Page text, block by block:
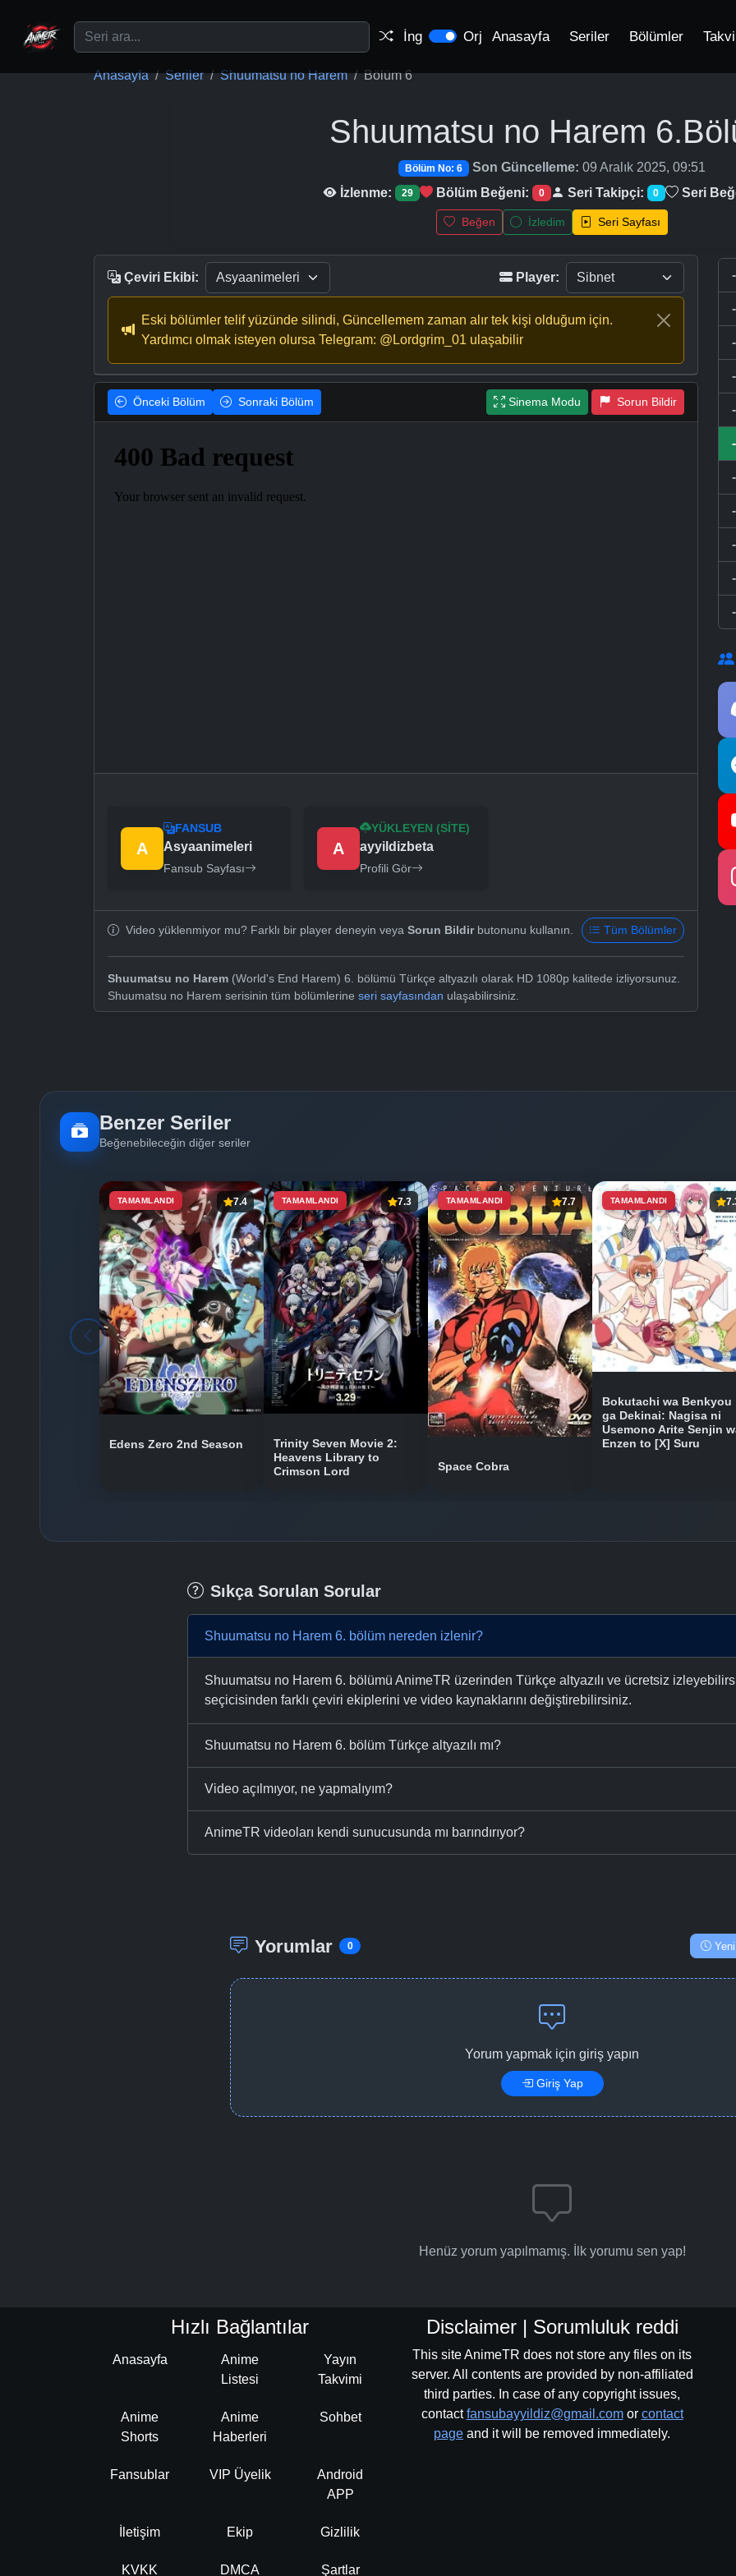
İng Orj Anasayfa Seriler Bölümler
Anasayfa Seriler Shuumatsu no Harem Bölüm 6
Shuumatsu no Harem
Bölüm No: 6 Son Güncelleme: 09 Aralık 2025, 09:51
İzlenme:
29 Bölüm Beğeni: 0 Seri Takipçi: 0 Seri
Beğen İzledim Seri Sayfası
Çeviri Ekibi: Player:
Eski bölümler telif yüzünde silindi, Güncellemem zaman alır tek kişi olduğum için.
Yardımcı olmak isteyen olursa Telegram: @Lordgrim_01 ulaşabilir
Önceki Bölüm Sonraki Bölüm Sinema Modu Sorun Bildir
A
FANSUB
Asyaanimeleri
Fansub Sayfası
A
YÜKLEYEN (SITE)
ayyildizbeta
Profili Gör
Video yüklenmiyor mu? Farklı bir player deneyin veya Sorun Bildirbutonunu kullanın. Tüm Bölümler
Shuumatsu no Harem (World's End Harem) 6. bölümü Türkçe altyazılı olarak HD 1080p kalitede izliyorsunuz.
Shuumatsu no Harem serisinin tüm bölümlerine seri sayfasından ulaşabilirsiniz.
Benzer Seriler
Beğenebileceğin diğer seriler
TAMAMLANDI 7.4
Edens Zero 2nd Season
TAMAMLANDI 7.3
Trinity Seven Movie 2:
Heavens Library to
Crimson Lord
TAMAMLANDI 7.7
Space Cobra
TAMAMLANDI
Bokutachi wa Benkyou
ga Dekinai: Nagisa ni
Usemono Arite Senjin
Enzen to [X] Suru
Sıkça Sorulan Sorular
Shuumatsu no Harem 6. bölüm nereden izlenir?
Shuumatsu no Harem 6. bölümü AnimeTR üzerinden Türkçe altyazılı ve ücretsiz
seçicisinden farklı çeviri ekiplerini ve video kaynaklarını değiştirebilirsiniz.
Shuumatsu no Harem 6. bölüm Türkçe altyazılı mı?
Video açılmıyor, ne yapmalıyım?
AnimeTR videoları kendi sunucusunda mı barındırıyor?
Yorumlar 0 Yeni
Yorum yapmak için giriş yapın
Giriş Yap
Henüz yorum yapılmamış. İlk yorumu sen yap!
Hızlı Bağlantılar
Anasayfa
Anime
Listesi
Yayın
Takvimi
Anime
Shorts
Anime
Haberleri
Sohbet
Fansublar VIP Üyelik
Android
APP
İletişim Ekip Gizlilik
KVKK DMCA Şartlar
Disclaimer | Sorumluluk reddi
This site AnimeTR does not store any files on its
server. All contents are provided by non-affiliated
third parties. In case of any copyright issues,
contactfansubayyildiz@gmail.comor contact
page and it will be removed immediately.